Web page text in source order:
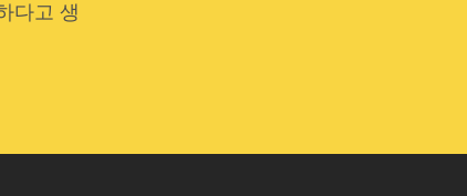
다고 생